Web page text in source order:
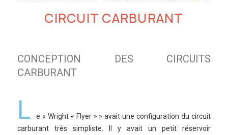
CIRCUIT CARBURANT
CONCEPTION DES CIRCUITS
CARBURANT
L
e « Wright « Flyer » » avait une configuration du circuit
carburant très simpliste. Il y avait un petit réservoir